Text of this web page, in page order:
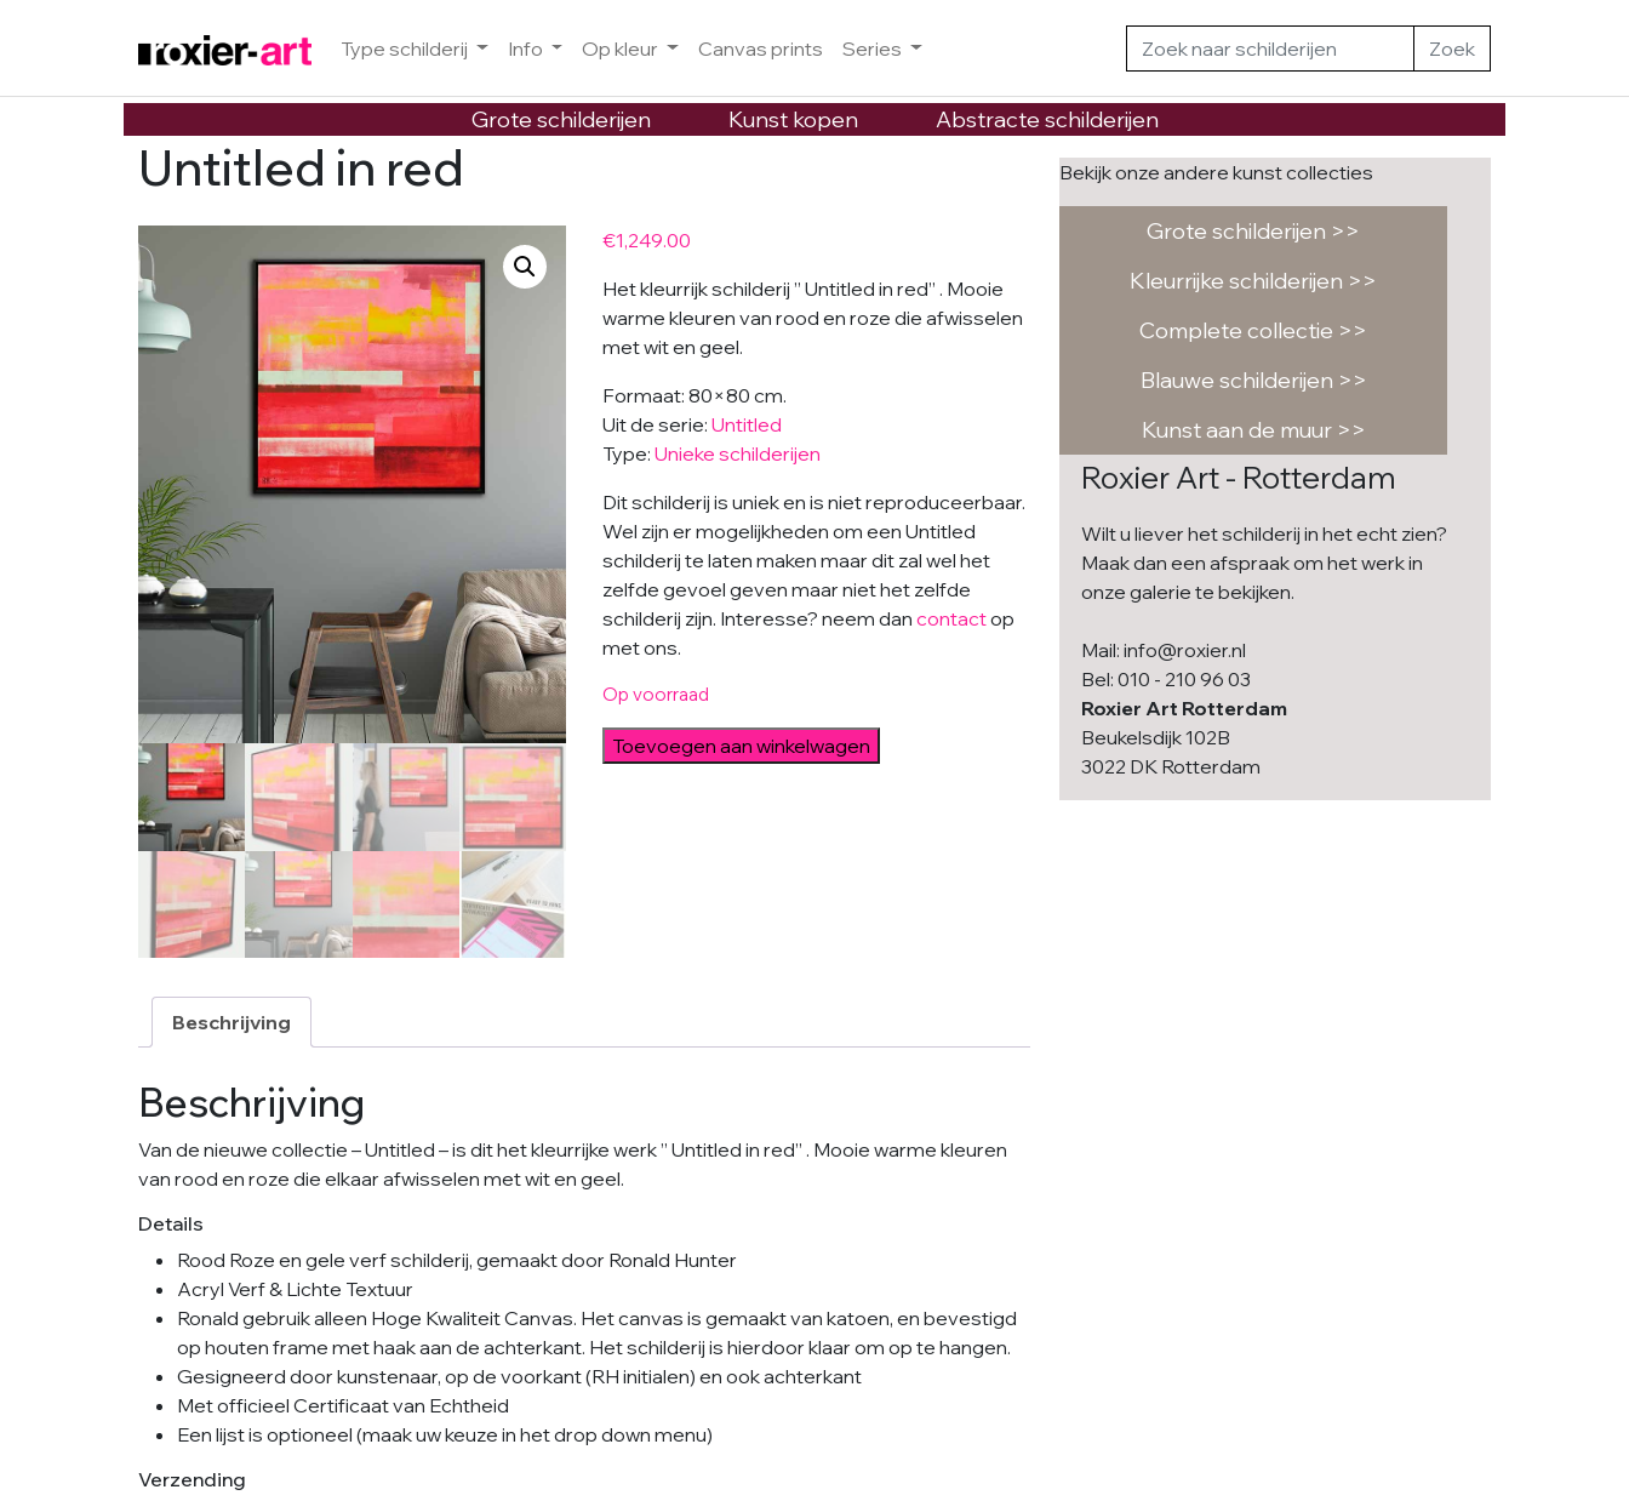
Type schilderij Info Op kleur Canvas prints Series Zoek
Grote schilderijen Kunst kopen Abstracte schilderijen
Untitled in red
€1,249.00
Het kleurrijk schilderij ” Untitled in red” . Mooie
warme kleuren van rood en roze die afwisselen
met wit en geel.
Formaat: 80×80 cm.
Uit de serie: Untitled
Type: Unieke schilderijen
Dit schilderij is uniek en is niet reproduceerbaar.
Wel zijn er mogelijkheden om een Untitled
schilderij te laten maken maar dit zal wel het
zelfde gevoel geven maar niet het zelfde
schilderij zijn. Interesse? neem dan contactop
met ons.
Op voorraad
Untitled
in
Toevoegen aan winkelwagen
Beschrijving
Beschrijving
Van de nieuwe collectie – Untitled – is dit het kleurrijke werk ” Untitled in red” . Mooie warme kleuren
van rood en roze die elkaar afwisselen met wit en geel.
Details
Rood Roze en gele verf schilderij, gemaakt door Ronald Hunter
Acryl Verf & Lichte Textuur
Ronald gebruik alleen Hoge Kwaliteit Canvas. Het canvas is gemaakt van katoen, en bevestigd
op houten frame met haak aan de achterkant. Het schilderij is hierdoor klaar om op te hangen.
Gesigneerd door kunstenaar, op de voorkant (RH initialen) en ook achterkant
Met officieel Certificaat van Echtheid
Een lijst is optioneel (maak uw keuze in het drop down menu)
Verzending
Bekijk onze andere kunst collecties
Grote schilderijen >>
Kleurrijke schilderijen >>
Complete collectie >>
Blauwe schilderijen >>
Kunst aan de muur >>
Roxier Art - Rotterdam
Wilt u liever het schilderij in het echt zien?
Maak dan een afspraak om het werk in
onze galerie te bekijken.
Mail: info@roxier.nl
Bel: 010 - 210 96 03
Roxier Art Rotterdam
Beukelsdijk 102B
3022 DK Rotterdam